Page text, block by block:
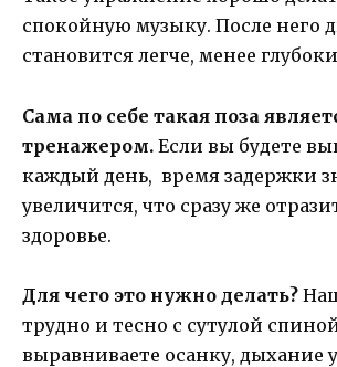
спокойную музыку. После него
становится легче, менее
Сама по себе такая поза
тренажером. Если вы будете
каждый день, время задержки
увеличится, что сразу же
здоровье.
Для чего это нужно делать?
трудно и тесно с сутулой
выравниваете осанку, дыхание